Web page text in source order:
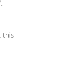
this